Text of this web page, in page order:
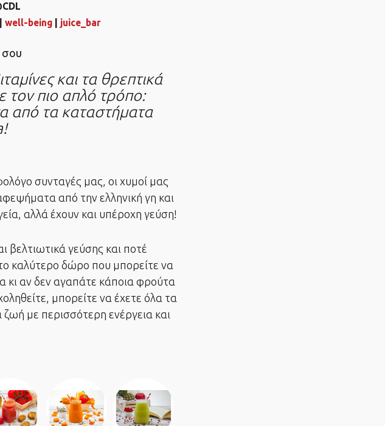
well-being| juice_bar
σου
και τα θρεπτικά
τον πιο απλό τρόπο:
από τα καταστήματα
συνταγές μας, οι χυμοί μας
από την ελληνική γη και
αλλά έχουν και υπέροχη γεύση!
βελτιωτικά γεύσης και ποτέ
καλύτερο δώρο που μπορείτε να
κι αν δεν αγαπάτε κάποια φρούτα
μπορείτε να έχετε όλα τα
με περισσότερη ενέργεια και